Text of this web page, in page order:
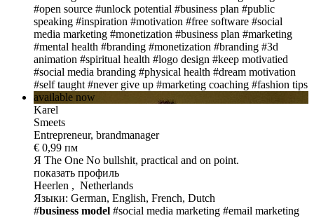
#open source #unlock potential #business plan #public
speaking #inspiration #motivation #free software #social
media marketing #monetization #business plan #marketing
#mental health #branding #monetization #branding #3d
animation #spiritual health #logo design #keep motivatied
#social media branding #physical health #dream motivation
#self taught #never give up #marketing coaching #fashion tips
available now
Karel
Smeets
Entrepreneur, brandmanager
€ 0,99 пм
Я The One No bullshit, practical and on point.
показать профиль
Heerlen , Netherlands
Языки: German, English, French, Dutch
#business model #social media marketing #email marketing